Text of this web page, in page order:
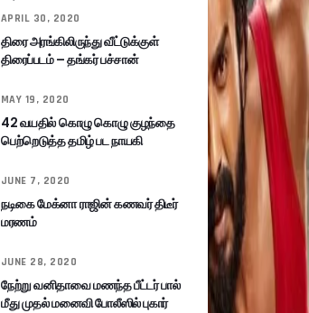
APRIL 30, 2020
திரை அரங்கிலிருந்து வீட்டுக்குள்
திரைப்படம் – தங்கர் பச்சான்
MAY 19, 2020
42 வயதில் கொழு கொழு குழந்தை
பெற்றெடுத்த தமிழ் பட நாயகி
JUNE 7, 2020
நடிகை மேக்னா ராஜின் கணவர் திடீர்
மரணம்
JUNE 28, 2020
நேற்று வனிதாவை மணந்த பீட்டர் பால்
மீது முதல் மனைவி போலீஸில் புகார்